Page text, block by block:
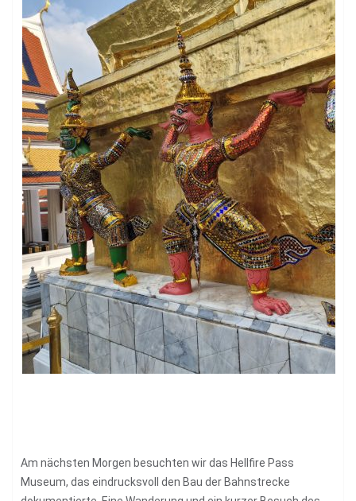
Am nächsten Morgen besuchten wir das Hellfire Pass
Museum, das eindrucksvoll den Bau der Bahnstrecke